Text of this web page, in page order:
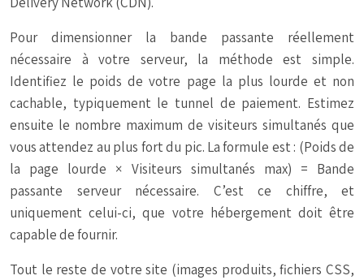
Pour dimensionner la bande passante réellement
nécessaire à votre serveur, la méthode est simple.
Identifiez le poids de votre page la plus lourde et non
cachable, typiquement le tunnel de paiement. Estimez
ensuite le nombre maximum de visiteurs simultanés que
vous attendez au plus fort du pic. La formule est : (Poids de
la page lourde × Visiteurs simultanés max) = Bande
passante serveur nécessaire. C’est ce chiffre, et
uniquement celui-ci, que votre hébergement doit être
capable de fournir.
Tout le reste de votre site (images produits, fichiers CSS,